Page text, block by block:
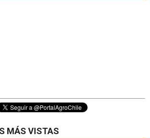
MÁS VISTAS